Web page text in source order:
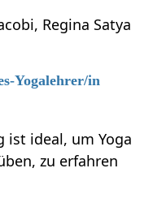
Regina Satya
Yogalehrer/in
ist ideal, um Yoga
zu erfahren